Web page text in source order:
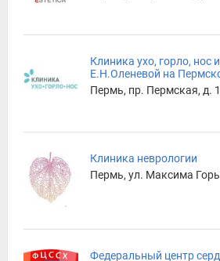
Клиника ухо, горло, нос
Е.Н.Оленевой на
Пермь, пр. Пермская, д.
Клиника неврологии
Пермь, ул. Максима
Федеральный центр